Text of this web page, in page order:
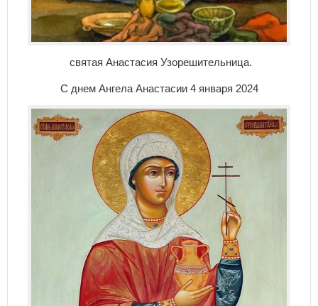
святая Анастасия Узорешительница.
С днем Ангела Анастасии 4 января 2024